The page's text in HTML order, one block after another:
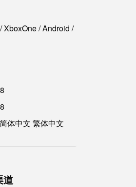
XboxOne / Android /
体中文 繁体中文
道